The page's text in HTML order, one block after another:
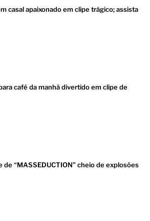
casal apaixonado em clipe trágico; assista
café da manhã divertido em clipe de
de “MASSEDUCTION” cheio de explosões